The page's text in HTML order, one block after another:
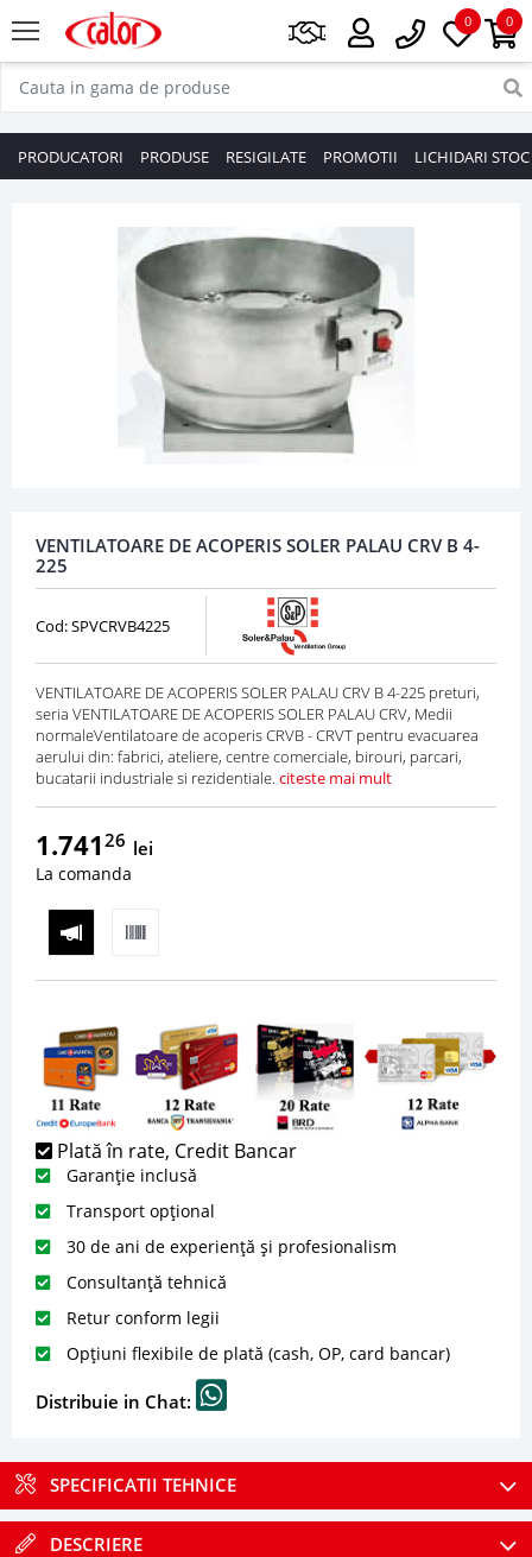
0
0
PRODUCATORI PRODUSE RESIGILATE PROMOTII LICHIDARI STOC
VENTILATOARE DE ACOPERIS SOLER PALAU CRV B 4-
225
Cod: SPVCRVB4225
VENTILATOARE DE ACOPERIS SOLER PALAU CRV B 4-225 preturi,
seria VENTILATOARE DE ACOPERIS SOLER PALAU CRV, Medii
normaleVentilatoare de acoperis CRVB - CRVT pentru evacuarea
aerului din: fabrici, ateliere, centre comerciale, birouri, parcari,
bucatarii industriale si rezidentiale. citeste mai mult
1.74126 lei
La comanda
Plată în rate, Credit Bancar
Garanție inclusă
Transport opțional
30 de ani de experiență și profesionalism
Consultanță tehnică
Retur conform legii
Opțiuni flexibile de plată (cash, OP, card bancar)
Distribuie in Chat:
SPECIFICATII TEHNICE
DESCRIERE